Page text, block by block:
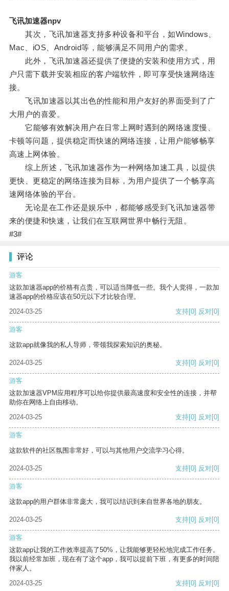
飞讯加速器npv
其次，飞讯加速器支持多种设备和平台，如Windows、
Mac、iOS、Android等，能够满足不同用户的需求。
此外，飞讯加速器还提供了便捷的安装和使用方式，用
户只需下载并安装相应的客户端软件，即可享受快速网络连
接。
飞讯加速器以其出色的性能和用户友好的界面受到了广
大用户的喜爱。
它能够有效解决用户在日常上网时遇到的网络速度慢、
卡顿等问题，提供稳定而快速的网络连接，让用户能够畅享
高速上网体验。
综上所述，飞讯加速器作为一种网络加速工具，以提供
更快、更稳定的网络连接为目标，为用户提供了一个畅享高
速网络体验的平台。
无论是在工作还是娱乐中，都能够感受到飞讯加速器带
来的便捷和快速，让我们在互联网世界中畅行无阻。
#3#
评论
游客
这款加速器app的价格有点贵，可以适当降低一些。我个人觉得，一款加
速器app的价格应该在50元以下才比较合理。
2024-03-25
支持[0] 反对[0]
游客
这款app就像我的私人导师，带领我探索知识的奥秘。
2024-03-25 支持[0] 反对[0]
游客
这款加速器VPM应用程序可以给你提供最高速度和安全性的连接，并帮
助你在网络上自由移动。
2024-03-25
支持[0] 反对[0]
游客
这款软件的社区氛围非常好，可以与其他用户交流学习心得。
2024-03-25 支持[0] 反对[0]
游客
这款app的用户群体非常庞大，我可以结识到来自世界各地的朋友。
2024-03-25 支持[0] 反对[0]
游客
这款app让我的工作效率提高了50%，让我能够更轻松地完成工作任务。
我以前经常加班，现在有了这个app，我可以提前下班，有更多的时间陪
伴家人。
2024-03-25
支持[0] 反对[0]